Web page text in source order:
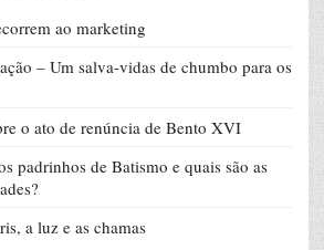
ao marketing
– Um salva-vidas de chumbo para os
o ato de renúncia de Bento XVI
padrinhos de Batismo e quais são as
a luz e as chamas